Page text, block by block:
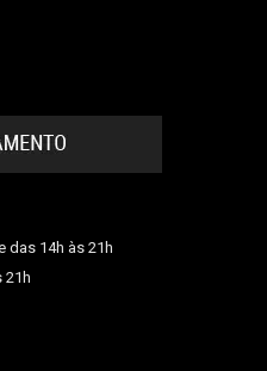
das 14h às 21h
21h